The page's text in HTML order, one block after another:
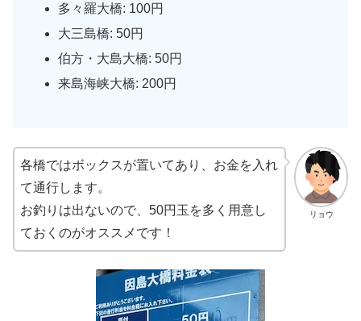
多々羅大橋: 100円
大三島橋: 50円
伯方・大島大橋: 50円
来島海峡大橋: 200円
リョウ
各橋ではボックスが置いてあり、お金を入れ
て通行します。
お釣りは出ないので、50円玉を多く用意し
ておくのがオススメです！